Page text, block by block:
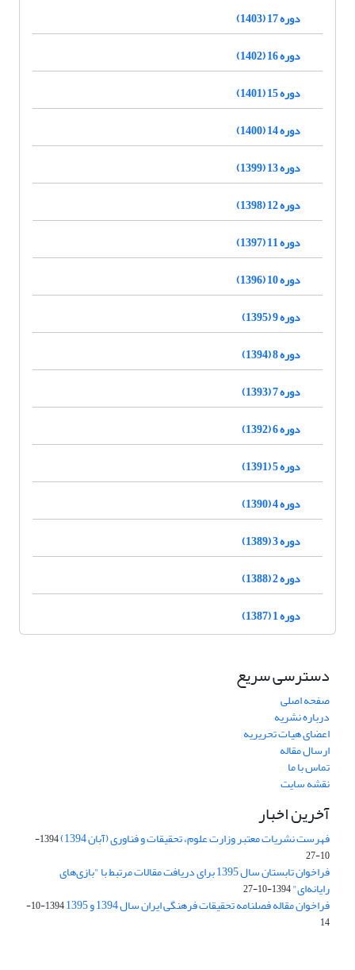
دوره 17 (1403)
دوره 16 (1402)
دوره 15 (1401)
دوره 14 (1400)
دوره 13 (1399)
دوره 12 (1398)
دوره 11 (1397)
دوره 10 (1396)
دوره 9 (1395)
دوره 8 (1394)
دوره 7 (1393)
دوره 6 (1392)
دوره 5 (1391)
دوره 4 (1390)
دوره 3 (1389)
دوره 2 (1388)
دوره 1 (1387)
دسترسی سریع
صفحه اصلی
درباره نشریه
اعضای هیات تحریریه
ارسال مقاله
تماس با ما
نقشه سایت
آخرین اخبار
فهرست نشریات معتبر وزارت علوم، تحقیقات و فناوری (آبان 1394)
1394-
10-27
فراخوان تابستان سال 1395 برای دریافت مقالات مرتبط با "بازی‌های
رایانه‌ای"1394-10-27
فراخوان مقاله فصلنامه تحقیقات فرهنگی ایران سال 1394 و 1395
1394-10-
14